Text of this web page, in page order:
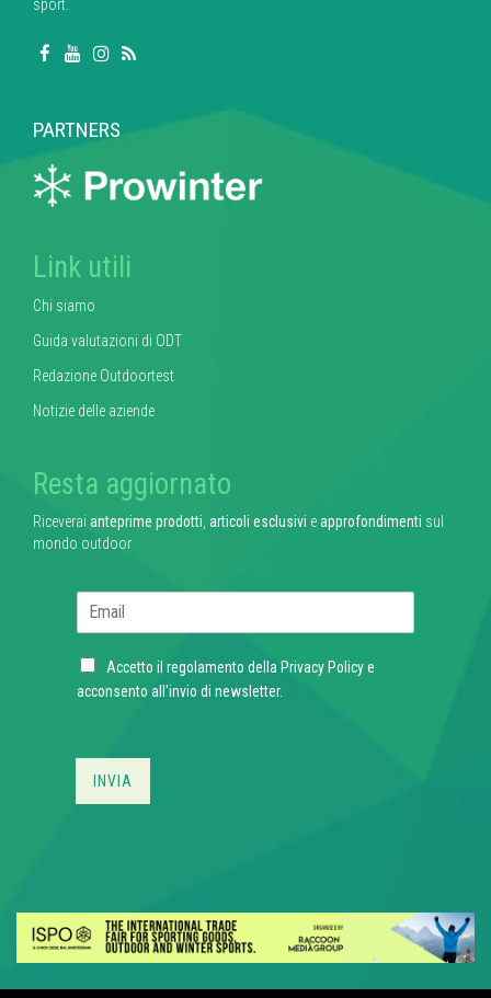
sport.
PARTNERS
Link utili
Chi siamo
Guida valutazioni di ODT
Redazione Outdoortest
Notizie delle aziende
Resta aggiornato
Riceverai anteprime prodotti articoli esclusivi eapprofondimenti sul
mondo outdoor
l
C
h
Accetto il regolamento della Privacy Policye
acconsento all'invio di newsletter.
INVIA